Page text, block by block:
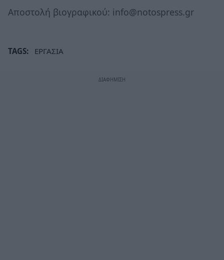
Αποστολή βιογραφικού: info@notospress.gr
TAGS: ΕΡΓΑΣΙΑ